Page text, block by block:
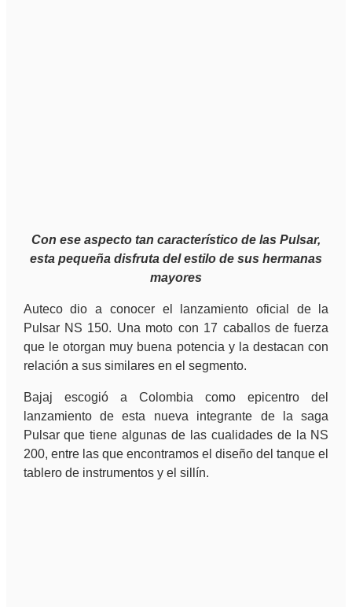
Con ese aspecto tan característico de las Pulsar,
esta pequeña disfruta del estilo de sus hermanas
mayores
Auteco dio a conocer el lanzamiento oficial de la
Pulsar NS 150. Una moto con 17 caballos de fuerza
que le otorgan muy buena potencia y la destacan con
relación a sus similares en el segmento.
Bajaj escogió a Colombia como epicentro del
lanzamiento de esta nueva integrante de la saga
Pulsar que tiene algunas de las cualidades de la NS
200, entre las que encontramos el diseño del tanque el
tablero de instrumentos y el sillín.